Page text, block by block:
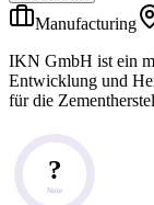
Manufacturing
IKN GmbH ist ein
Entwicklung und
für die
?
Note